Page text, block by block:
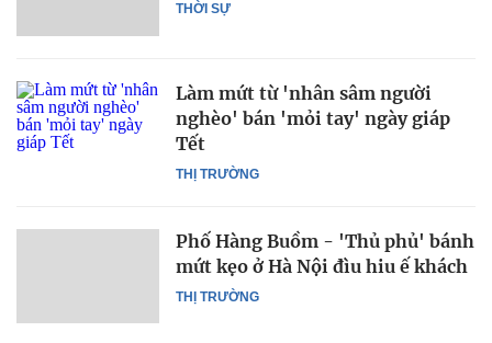
THỜI SỰ
THỊ TRƯỜNG
Làm mứt từ 'nhân sâm người
nghèo' bán 'mỏi tay' ngày giáp
Tết
THỊ TRƯỜNG
Phố Hàng Buồm - 'Thủ phủ' bánh
mứt kẹo ở Hà Nội đìu hiu ế khách